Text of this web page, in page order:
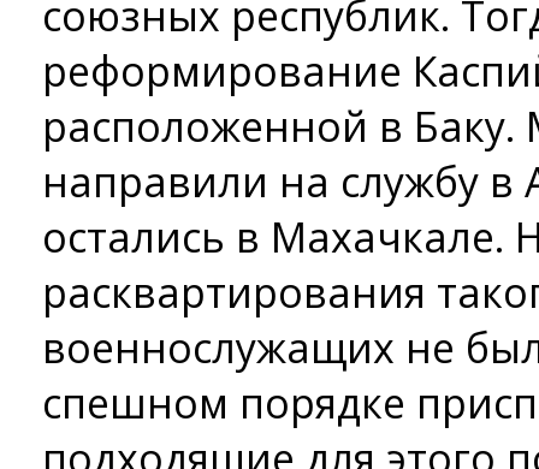
союзных республик.
реформирование
расположенной в
направили на службу в
остались в Махачкале.
расквартирования
военнослужащих не
спешном порядке